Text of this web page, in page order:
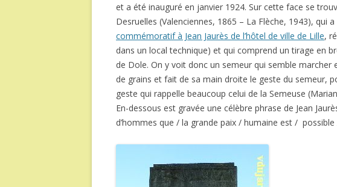
et a été inauguré en janvier 1924. Sur cette face se
Desruelles (Valenciennes, 1865 – La Flèche, 1943), qui
commémoratif à Jean Jaurès de l’hôtel de ville de Lille,
dans un local technique) et qui comprend un tirage en
de Dole. On y voit donc un semeur qui semble marcher
de grains et fait de sa main droite le geste du semeur,
geste qui rappelle beaucoup celui de la Semeuse
En-dessous est gravée une célèbre phrase de Jean
d’hommes que / la grande paix / humaine est / possible